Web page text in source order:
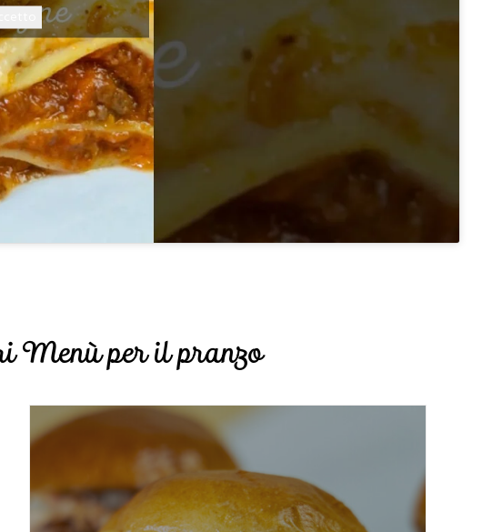
Menù per il pranzo